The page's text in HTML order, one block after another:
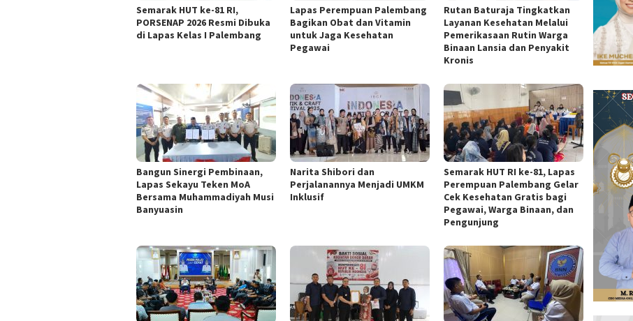
Semarak HUT ke-81 RI,
PORSENAP 2026 Resmi Dibuka
di Lapas Kelas I Palembang
Lapas Perempuan Palembang
Bagikan Obat dan Vitamin
untuk Jaga Kesehatan
Pegawai
Rutan Baturaja Tingkatkan
Layanan Kesehatan Melalui
Pemerikasaan Rutin Warga
Binaan Lansia dan Penyakit
Kronis
Bangun Sinergi Pembinaan,
Lapas Sekayu Teken MoA
Bersama Muhammadiyah Musi
Banyuasin
Narita Shibori dan
Perjalanannya Menjadi UMKM
Inklusif
Semarak HUT RI ke-81, Lapas
Perempuan Palembang Gelar
Cek Kesehatan Gratis bagi
Pegawai, Warga Binaan, dan
Pengunjung